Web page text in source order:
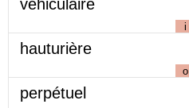
véhiculaire
i
hauturière
o
perpétuel